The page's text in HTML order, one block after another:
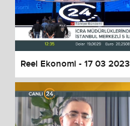
Reel Ekonomi - 17 03 2023